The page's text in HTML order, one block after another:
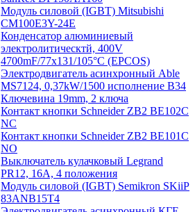
Модуль силовой (IGBT) Mitsubishi
CM100E3Y-24E
Конденсатор алюминиевый
электролитическтй, 400V
4700mF/77x131/105°C (EPCOS)
Электродвигатель асинхронный Able
MS7124, 0,37kW/1500 исполнение В34
Ключевина 19mm, 2 ключа
Контакт кнопки Schneider ZB2 BE102C
NC
Контакт кнопки Schneider ZB2 BE101C
NO
Выключатель кулачковый Legrand
PR12, 16A, 4 положения
Модуль силовой (IGBT) Semikron SKiiP
83ANB15T4